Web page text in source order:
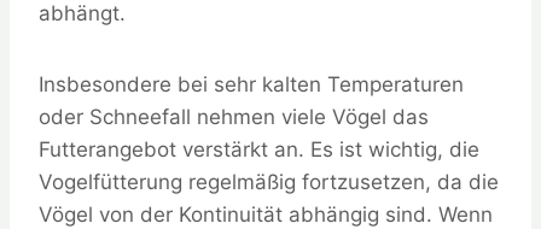
abhängt.
Insbesondere bei sehr kalten Temperaturen
oder Schneefall nehmen viele Vögel das
Futterangebot verstärkt an. Es ist wichtig, die
Vogelfütterung regelmäßig fortzusetzen, da die
Vögel von der Kontinuität abhängig sind. Wenn